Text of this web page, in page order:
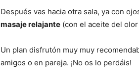
Después vas hacia otra sala, ya con
masaje relajante (con el aceite del
Un plan disfrutón muy muy
amigos o en pareja. ¡No os lo perdáis!